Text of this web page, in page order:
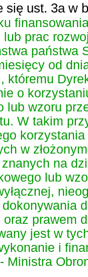
się ust. 3a w
lub prac
państwa
od
któremu
o
lub wzoru
W takim
w
na
lub
prawem
jest w
i
Ministra